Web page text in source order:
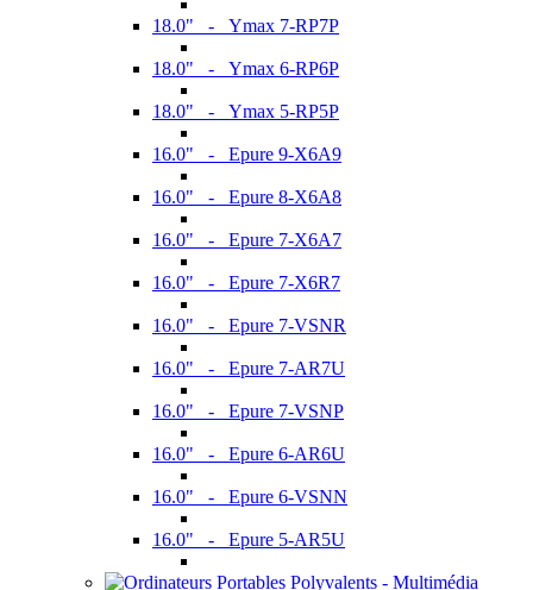
18.0" - Ymax 7-RP7P
18.0" - Ymax 6-RP6P
18.0" - Ymax 5-RP5P
16.0" - Epure 9-X6A9
16.0" - Epure 8-X6A8
16.0" - Epure 7-X6A7
16.0" - Epure 7-X6R7
16.0" - Epure 7-VSNR
16.0" - Epure 7-AR7U
16.0" - Epure 7-VSNP
16.0" - Epure 6-AR6U
16.0" - Epure 6-VSNN
16.0" - Epure 5-AR5U